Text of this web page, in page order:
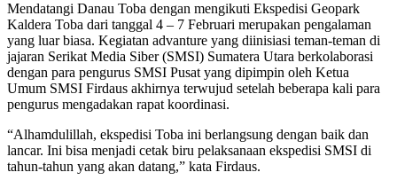
Mendatangi Danau Toba dengan mengikuti Ekspedisi Geopark
Kaldera Toba dari tanggal 4 – 7 Februari merupakan pengalaman
yang luar biasa. Kegiatan advanture yang diinisiasi teman-teman di
jajaran Serikat Media Siber (SMSI) Sumatera Utara berkolaborasi
dengan para pengurus SMSI Pusat yang dipimpin oleh Ketua
Umum SMSI Firdaus akhirnya terwujud setelah beberapa kali para
pengurus mengadakan rapat koordinasi.
“Alhamdulillah, ekspedisi Toba ini berlangsung dengan baik dan
lancar. Ini bisa menjadi cetak biru pelaksanaan ekspedisi SMSI di
tahun-tahun yang akan datang,” kata Firdaus.